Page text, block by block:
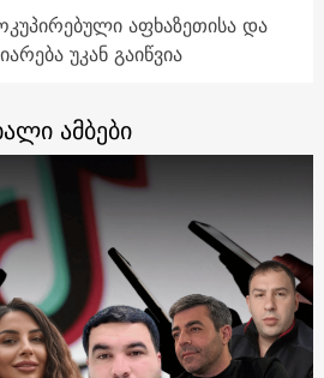
აფხაზეთისა და
უკან გაიწვია
ამბები